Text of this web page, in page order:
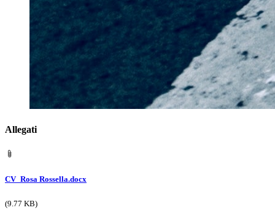
Allegati
CV_Rosa Rossella.docx
(9.77 KB)